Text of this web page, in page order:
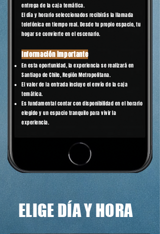
entrega de la caja temática.
El día y horario seleccionados recibirás la llamada
telefónica en tiempo real. Desde tu propio espacio, tu
hogar se convierte en el escenario.
Información importante
En esta oportunidad, la experiencia se realizará en
Santiago de Chile, Región Metropolitana.
El valor de la entrada incluye el envío de la caja
temática.
Es fundamental contar con disponibilidad en el horario
elegido y un espacio tranquilo para vivir la
experiencia.
ELIGE DÍA Y HORA